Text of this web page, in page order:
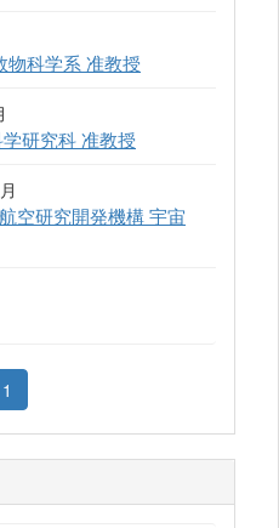
物科学系 准教授
研究科 准教授
空研究開発機構 宇宙
1